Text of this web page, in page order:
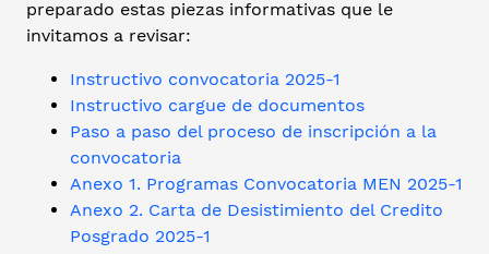
preparado estas piezas informativas que le
invitamos a revisar:
Instructivo convocatoria 2025-1
Instructivo cargue de documentos
Paso a paso del proceso de inscripción a la
convocatoria
Anexo 1. Programas Convocatoria MEN 2025-1
Anexo 2. Carta de Desistimiento del Credito
Posgrado 2025-1